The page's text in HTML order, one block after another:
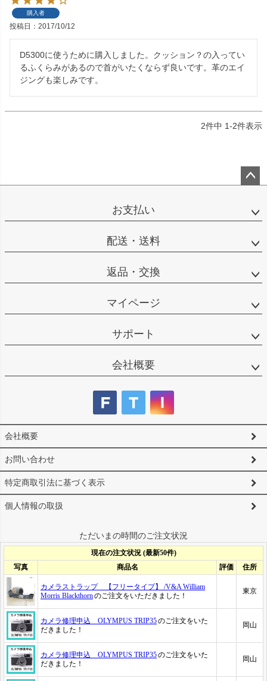
購入者
投稿日 2017/10/12
D5300に使うために購入しました。クッション？の入ってい
るふくらみがあるので首がいたくならず良いです。革のエイ
ジングも楽しみです。
2件中 1-2件表示
ップ
お支払い
配送・送料
返品・交換
マイページ
サポート
会社概要
会社概要
お問い合わせ
特定商取引法に基づく表示
個人情報の取扱
ただいまの時間のご注文状況